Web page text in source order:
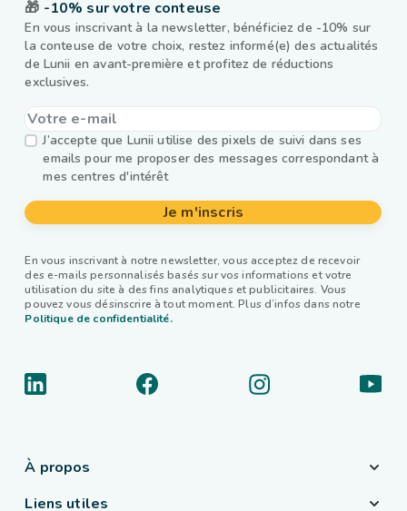
🎁 -10% sur votre conteuse
En vous inscrivant à la newsletter, bénéficiez de -10% sur
la conteuse de votre choix, restez informé(e) des actualités
de Lunii en avant-première et profitez de réductions
exclusives.
J’accepte que Lunii utilise des pixels de suivi dans ses
emails pour me proposer des messages correspondant à
mes centres d'intérêt
Je m'inscris
En vous inscrivant à notre newsletter, vous acceptez de recevoir
des e-mails personnalisés basés sur vos informations et votre
utilisation du site à des fins analytiques et publicitaires. Vous
pouvez vous désinscrire à tout moment. Plus d’infos dans notre
Politique de confidentialité.
À propos
Liens utiles